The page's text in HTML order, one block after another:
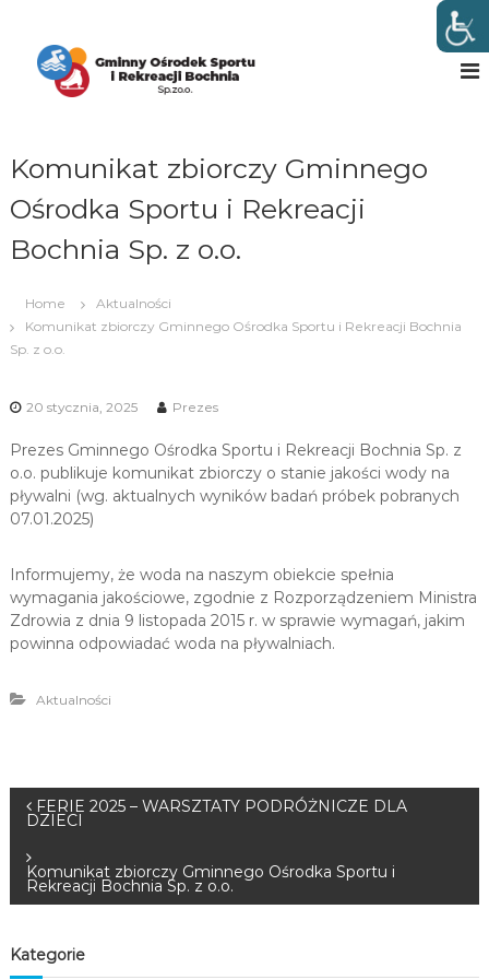
y
ś
e
r
t
u
e
k
r
Komunikat zbiorczy Gminnego
Ośrodka Sportu i Rekreacji
Bochnia Sp. z o.o.
Home
Aktualności
Komunikat zbiorczy Gminnego Ośrodka Sportu i Rekreacji Bochnia
Sp. z o.o.
20 stycznia, 2025 Prezes
Prezes Gminnego Ośrodka Sportu i Rekreacji Bochnia Sp. z
o.o. publikuje komunikat zbiorczy o stanie jakości wody na
pływalni (wg. aktualnych wyników badań próbek pobranych
07.01.2025)
Informujemy, że woda na naszym obiekcie spełnia
wymagania jakościowe, zgodnie z Rozporządzeniem Ministra
Zdrowia z dnia 9 listopada 2015 r. w sprawie wymagań, jakim
powinna odpowiadać woda na pływalniach.
Aktualności
N
a
w
i
FERIE 2025 – WARSZTATY PODRÓŻNICZE DLA
DZIECI
Komunikat zbiorczy Gminnego Ośrodka Sportu i
Rekreacji Bochnia Sp. z o.o.
Kategorie